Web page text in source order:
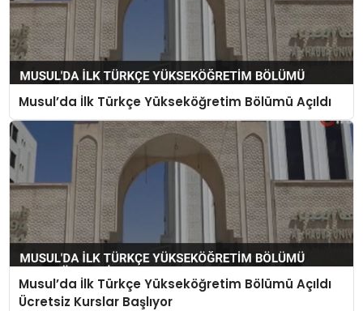
Musul’da İlk Türkçe Yükseköğretim Bölümü Açıldı
Musul’da İlk Türkçe Yükseköğretim Bölümü Açıldı
Ücretsiz Kurslar Başlıyor